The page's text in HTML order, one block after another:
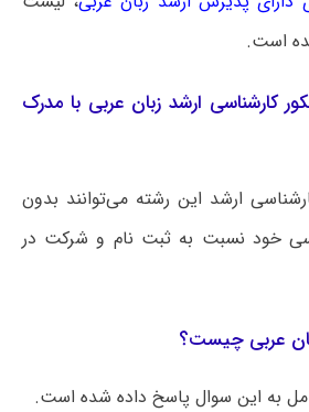
است.
کارشناسی ارشد زبان عربی با مدرک
ارشد این رشته می‌توانند بدون
خود نسبت به ثبت نام و شرکت در
عربی چیست؟
به این سوال پاسخ داده شده است.